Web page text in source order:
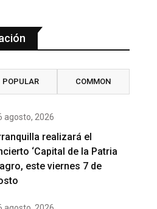
POPULAR COMMON
agosto, 2026
realizará el
‘Capital de la Patria
este viernes 7 de